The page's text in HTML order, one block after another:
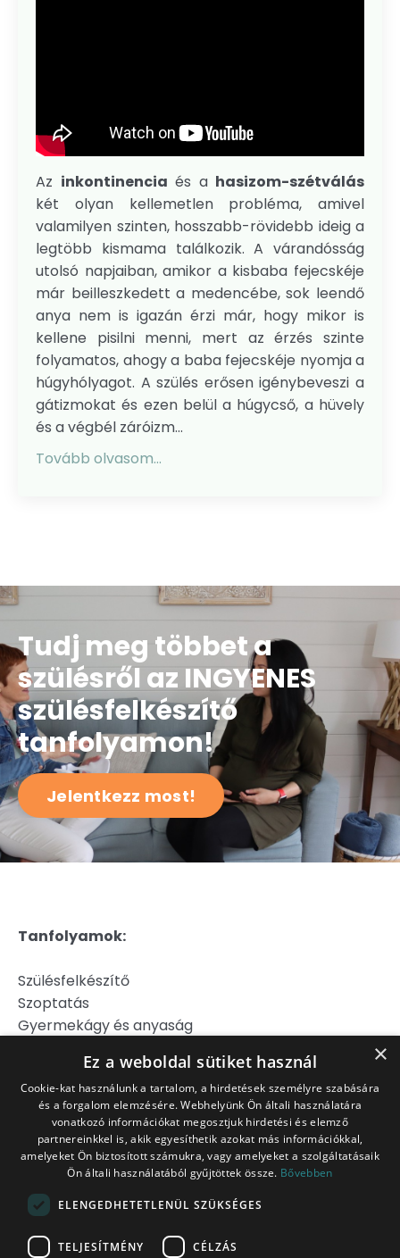
Az inkontinencia és a hasizom-szétválás
két olyan kellemetlen probléma, amivel
valamilyen szinten, hosszabb-rövidebb ideig a
legtöbb kismama találkozik. A várandósság
utolsó napjaiban, amikor a kisbaba fejecskéje
már beilleszkedett a medencébe, sok leendő
anya nem is igazán érzi már, hogy mikor is
kellene pisilni menni, mert az érzés szinte
folyamatos, ahogy a baba fejecskéje nyomja a
húgyhólyagot. A szülés erősen igénybeveszi a
gátizmokat és ezen belül a húgycső, a hüvely
és a végbél záróizm...
Tovább olvasom...
Tudj meg többet a
szülésről az INGYENES
szülésfelkészítő
tanfolyamon!
Jelentkezz most!
Tanfolyamok:
Szülésfelkészítő
Szoptatás
Gyermekágy és anyaság
Szülj könnyebben!
Jogi Nyilatkozat
Adatkezelési Tájékoztató
Általános Szerződési Feltételek
Belépés tagoknak
ITT!
Platina Csomag
×
Ez a weboldal sütiket használ
Cookie-kat használunk a tartalom, a hirdetések személyre szabására
és a forgalom elemzésére. Webhelyünk Ön általi használatára
vonatkozó információkat megosztjuk hirdetési és elemző
partnereinkkel is, akik egyesíthetik azokat más információkkal,
amelyeket Ön biztosított számukra, vagy amelyeket a szolgáltatásaik
Ön általi használatából gyűjtöttek össze. Bővebben
ELENGEDHETETLENÜL SZÜKSÉGES
TELJESÍTMÉNY CÉLZÁS